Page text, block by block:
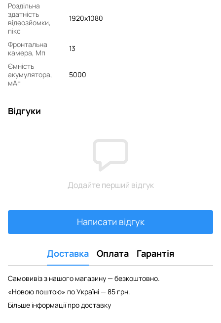
Роздільна
здатність
відеозйомки,
пікс
1920x1080
Фронтальна
камера, Мп
13
Ємність
акумулятора,
мАг
5000
Відгуки
Додайте перший відгук
Написати відгук
Доставка Оплата Гарантія
Самовивіз з нашого магазину — безкоштовно.
«Новою поштою» по Україні — 85 грн.
Більше інформації про доставку